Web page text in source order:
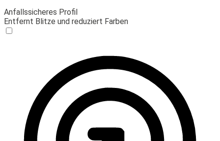
Anfallssicheres Profil
Entfernt Blitze und reduziert Farben